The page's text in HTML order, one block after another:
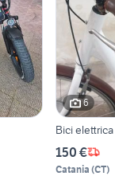
6
Bici elettrica
150 €
Catania (CT)